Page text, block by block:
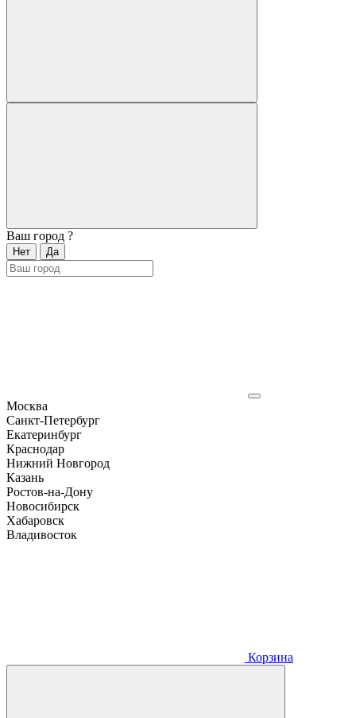
Ваш город ?
Нет Да
Москва
Санкт-Петербург
Екатеринбург
Краснодар
Нижний Новгород
Казань
Ростов-на-Дону
Новосибирск
Хабаровск
Владивосток
Корзина